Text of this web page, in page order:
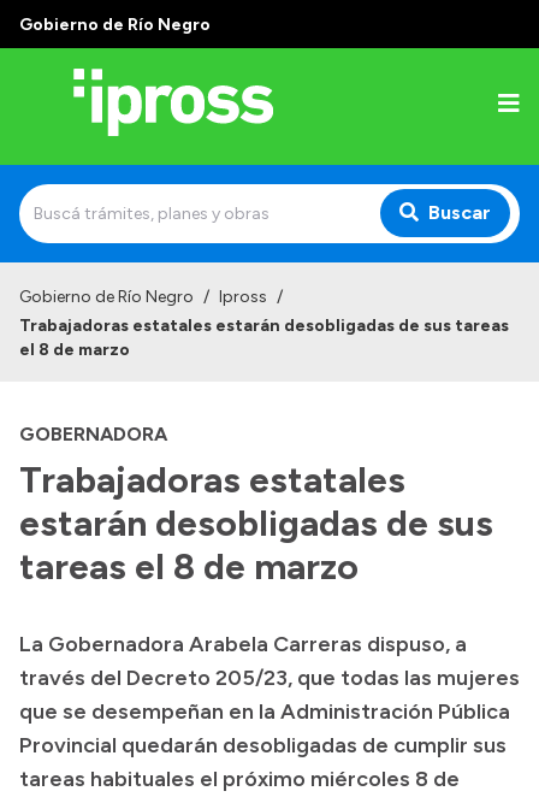
Gobierno de Río Negro
Buscar
Institucional
Autoridades
Delegaciones
Consultorios Propios
Presentación CV
Transparencia
Inversión en Salud
Licitaciones
Consulta de expedientes
Gobierno de Río Negro / Ipross /
Trabajadoras estatales estarán desobligadas de sus tareas
el 8 de marzo
GOBERNADORA
Trabajadoras estatales
estarán desobligadas de sus
tareas el 8 de marzo
La Gobernadora Arabela Carreras dispuso, a
través del Decreto 205/23, que todas las mujeres
que se desempeñan en la Administración Pública
Provincial quedarán desobligadas de cumplir sus
tareas habituales el próximo miércoles 8 de